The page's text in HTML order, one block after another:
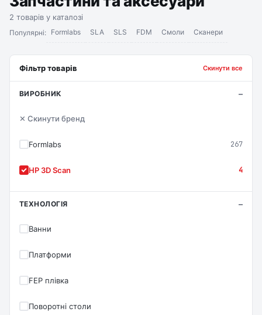
2 товарів у каталозі
Популярні: Formlabs SLA SLS FDM Смоли Сканери
Фільтр товарів Скинути все
ВИРОБНИК
✕ Скинути бренд
Formlabs 267
HP 3D Scan 4
ТЕХНОЛОГІЯ
Ванни
Платформи
FEP плівка
Поворотні столи